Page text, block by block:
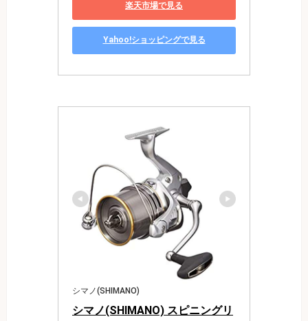
楽天市場で見る
Yahoo!ショッピングで見る
シマノ(SHIMANO)
シマノ(SHIMANO) スピニングリ